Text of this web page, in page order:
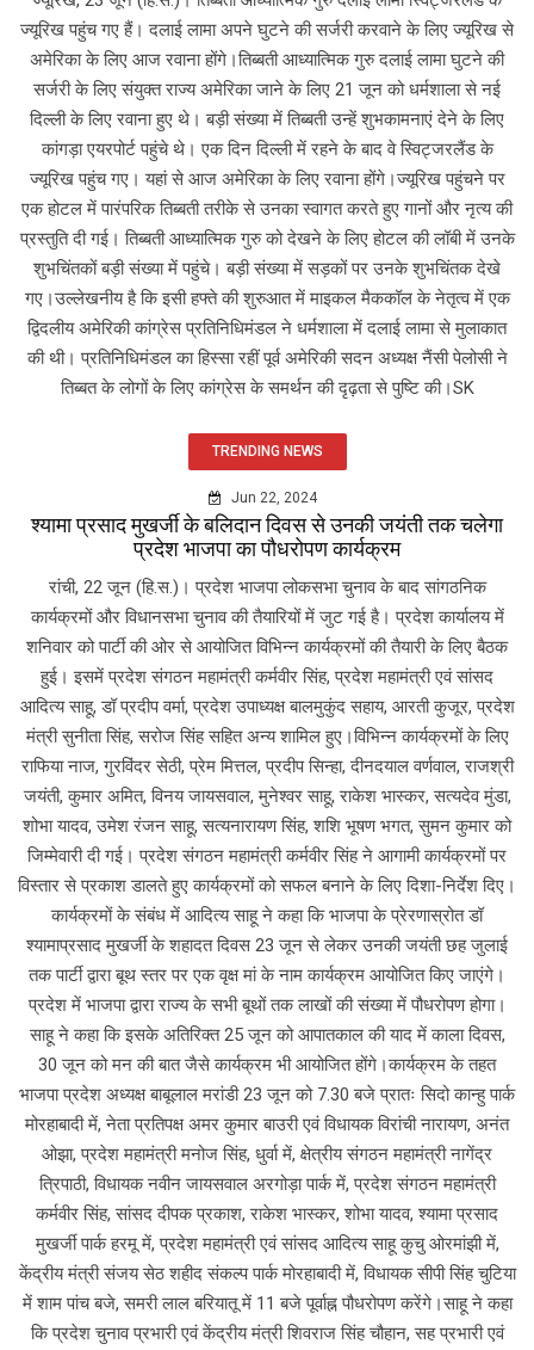
ज्यूरिख पहुंच गए हैं। दलाई लामा अपने घुटने की सर्जरी करवाने के लिए ज्यूरिख से
अमेरिका के लिए आज रवाना होंगे।तिब्बती आध्यात्मिक गुरु दलाई लामा घुटने की
सर्जरी के लिए संयुक्त राज्य अमेरिका जाने के लिए 21 जून को धर्मशाला से नई
दिल्ली के लिए रवाना हुए थे। बड़ी संख्या में तिब्बती उन्हें शुभकामनाएं देने के लिए
कांगड़ा एयरपोर्ट पहुंचे थे। एक दिन दिल्ली में रहने के बाद वे स्विट्जरलैंड के
ज्यूरिख पहुंच गए। यहां से आज अमेरिका के लिए रवाना होंगे।ज्यूरिख पहुंचने पर
एक होटल में पारंपरिक तिब्बती तरीके से उनका स्वागत करते हुए गानों और नृत्य की
प्रस्तुति दी गई। तिब्बती आध्यात्मिक गुरु को देखने के लिए होटल की लॉबी में उनके
शुभचिंतकों बड़ी संख्या में पहुंचे। बड़ी संख्या में सड़कों पर उनके शुभचिंतक देखे
गए।उल्लेखनीय है कि इसी हफ्ते की शुरुआत में माइकल मैककॉल के नेतृत्व में एक
द्विदलीय अमेरिकी कांग्रेस प्रतिनिधिमंडल ने धर्मशाला में दलाई लामा से मुलाकात
की थी। प्रतिनिधिमंडल का हिस्सा रहीं पूर्व अमेरिकी सदन अध्यक्ष नैंसी पेलोसी ने
तिब्बत के लोगों के लिए कांग्रेस के समर्थन की दृढ़ता से पुष्टि की।SK
TRENDING NEWS
Jun 22, 2024
श्यामा प्रसाद मुखर्जी के बलिदान दिवस से उनकी जयंती तक चलेगा
प्रदेश भाजपा का पौधरोपण कार्यक्रम
रांची, 22 जून (हि.स.)। प्रदेश भाजपा लोकसभा चुनाव के बाद सांगठनिक
कार्यक्रमों और विधानसभा चुनाव की तैयारियों में जुट गई है। प्रदेश कार्यालय में
शनिवार को पार्टी की ओर से आयोजित विभिन्न कार्यक्रमों की तैयारी के लिए बैठक
हुई। इसमें प्रदेश संगठन महामंत्री कर्मवीर सिंह, प्रदेश महामंत्री एवं सांसद
आदित्य साहू, डॉ प्रदीप वर्मा, प्रदेश उपाध्यक्ष बालमुकुंद सहाय, आरती कुजूर, प्रदेश
मंत्री सुनीता सिंह, सरोज सिंह सहित अन्य शामिल हुए।विभिन्न कार्यक्रमों के लिए
राफिया नाज, गुरविंदर सेठी, प्रेम मित्तल, प्रदीप सिन्हा, दीनदयाल वर्णवाल, राजश्री
जयंती, कुमार अमित, विनय जायसवाल, मुनेश्वर साहू, राकेश भास्कर, सत्यदेव मुंडा,
शोभा यादव, उमेश रंजन साहू, सत्यनारायण सिंह, शशि भूषण भगत, सुमन कुमार को
जिम्मेवारी दी गई। प्रदेश संगठन महामंत्री कर्मवीर सिंह ने आगामी कार्यक्रमों पर
विस्तार से प्रकाश डालते हुए कार्यक्रमों को सफल बनाने के लिए दिशा-निर्देश दिए।
कार्यक्रमों के संबंध में आदित्य साहू ने कहा कि भाजपा के प्रेरणास्रोत डॉ
श्यामाप्रसाद मुखर्जी के शहादत दिवस 23 जून से लेकर उनकी जयंती छह जुलाई
तक पार्टी द्वारा बूथ स्तर पर एक वृक्ष मां के नाम कार्यक्रम आयोजित किए जाएंगे।
प्रदेश में भाजपा द्वारा राज्य के सभी बूथों तक लाखों की संख्या में पौधरोपण होगा।
साहू ने कहा कि इसके अतिरिक्त 25 जून को आपातकाल की याद में काला दिवस,
30 जून को मन की बात जैसे कार्यक्रम भी आयोजित होंगे।कार्यक्रम के तहत
भाजपा प्रदेश अध्यक्ष बाबूलाल मरांडी 23 जून को 7.30 बजे प्रातः सिदो कान्हु पार्क
मोरहाबादी में, नेता प्रतिपक्ष अमर कुमार बाउरी एवं विधायक विरांची नारायण, अनंत
ओझा, प्रदेश महामंत्री मनोज सिंह, धुर्वा में, क्षेत्रीय संगठन महामंत्री नागेंद्र
त्रिपाठी, विधायक नवीन जायसवाल अरगोड़ा पार्क में, प्रदेश संगठन महामंत्री
कर्मवीर सिंह, सांसद दीपक प्रकाश, राकेश भास्कर, शोभा यादव, श्यामा प्रसाद
मुखर्जी पार्क हरमू में, प्रदेश महामंत्री एवं सांसद आदित्य साहू कुचु ओरमांझी में,
केंद्रीय मंत्री संजय सेठ शहीद संकल्प पार्क मोरहाबादी में, विधायक सीपी सिंह चुटिया
में शाम पांच बजे, समरी लाल बरियातू में 11 बजे पूर्वाह्न पौधरोपण करेंगे।साहू ने कहा
कि प्रदेश चुनाव प्रभारी एवं केंद्रीय मंत्री शिवराज सिंह चौहान, सह प्रभारी एवं